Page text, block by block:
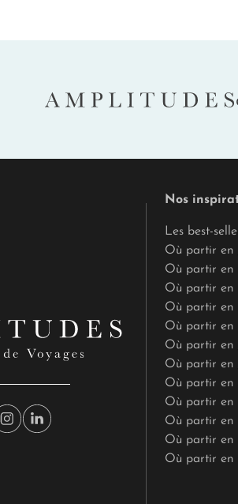
AMPLITUDES
Nos
Les best-
Où partir en
Où partir en
Où partir en
Où partir en
Où partir en
Où partir en
Où partir en
Où partir en
Où partir en
Où partir en
Où partir en
Où partir en